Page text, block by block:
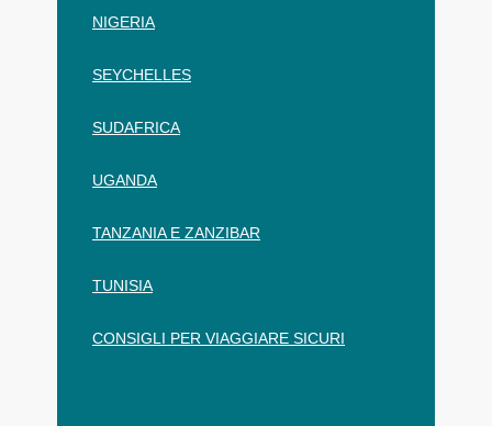
NIGERIA
SEYCHELLES
SUDAFRICA
UGANDA
TANZANIA E ZANZIBAR
TUNISIA
CONSIGLI PER VIAGGIARE SICURI